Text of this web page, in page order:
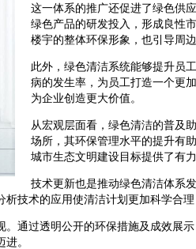
这一体系的推广还促进了绿色供
绿色产品的研发投入，形成良性
楼宇的整体环保形象，也引导周
此外，绿色清洁系统能够提升员
病的发生率，为员工打造一个更
为企业创造更大价值。
从宏观层面看，绿色清洁的普及
场所，其环保管理水平的提升有
城市生态文明建设目标提供了有力
技术更新也是推动绿色清洁体系
技术的应用使清洁计划更加科学合
通过透明公开的环保措施及成效展
。